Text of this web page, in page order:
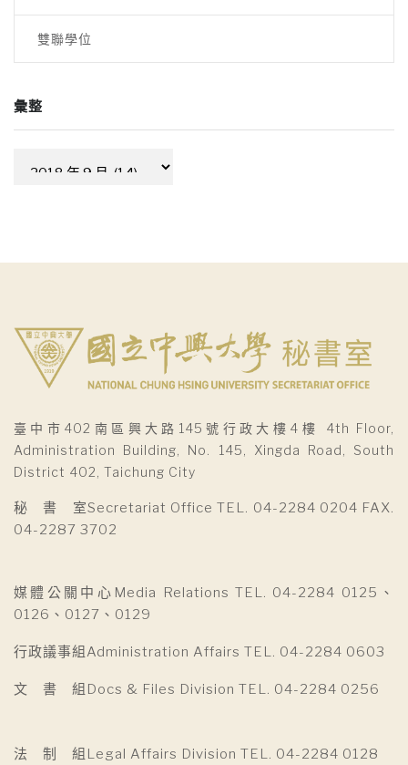
雙聯學位
彙整
臺中市402南區興大路145號行政大樓4樓 4th Floor,
Administration Building, No. 145, Xingda Road, South
District 402, Taichung City
秘 書 室Secretariat Office TEL. 04-2284 0204 FAX.
04-2287 3702
媒體公關中心Media Relations TEL. 04-2284 0125、
0126、0127、0129
行政議事組Administration Affairs TEL. 04-2284 0603
文 書 組Docs & Files Division TEL. 04-2284 0256
法 制 組Legal Affairs Division TEL. 04-2284 0128